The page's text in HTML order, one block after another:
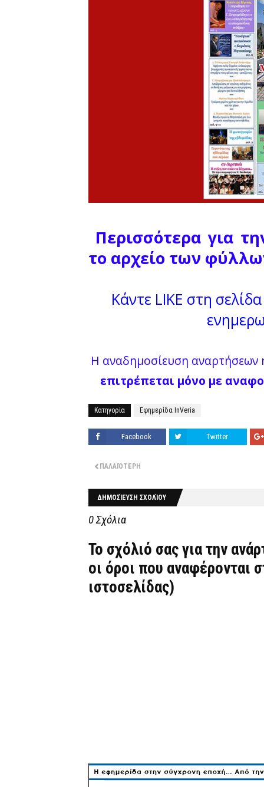
Περισσότερα για
το αρχείο των
Κάντε LIKE στη
Η αναδημοσίευση
επιτρέπεται μόνο με
Κατηγορία Εφημερίδα InVeria
Facebook Twitter
ΠΑΛΑΙΌΤΕΡΗ
ΔΗΜΟΣΊΕΥΣΗ ΣΧΟΛΊΟΥ
0 Σχόλια
Το σχόλιό σας για την
οι όροι που αναφέρονται
ιστοσελίδας)